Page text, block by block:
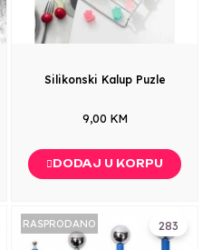
Silikonski Kalup Puzle
9,00 KM
DODAJ U KORPU
283
RASPRODANO